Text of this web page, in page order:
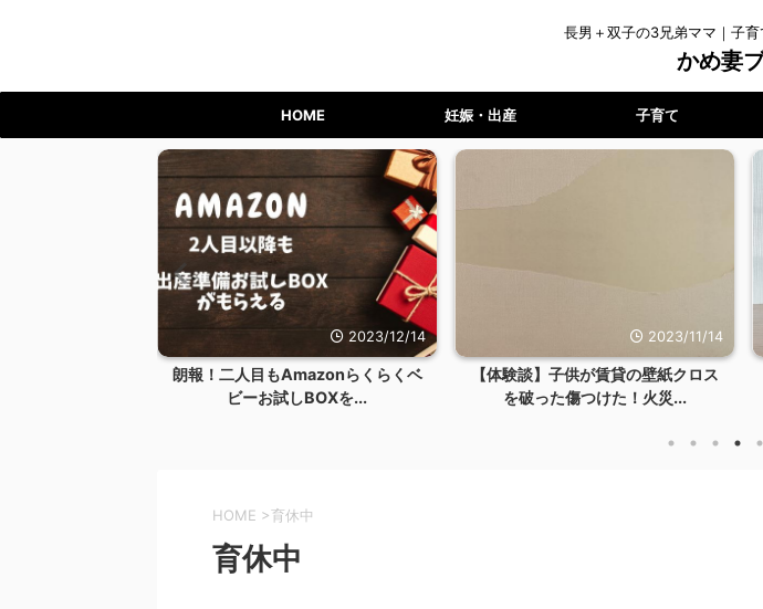
長男＋双子の3兄弟ママ｜子
かめ妻
HOME 妊娠・出産 子育て
2023/11/14
【体験談】子供が賃貸の壁紙クロス
を破った傷つけた！火災...
2023/9/19
アレクサ Echo Showは子育て中に最
適！使える機...
HOME >育休中
育休中